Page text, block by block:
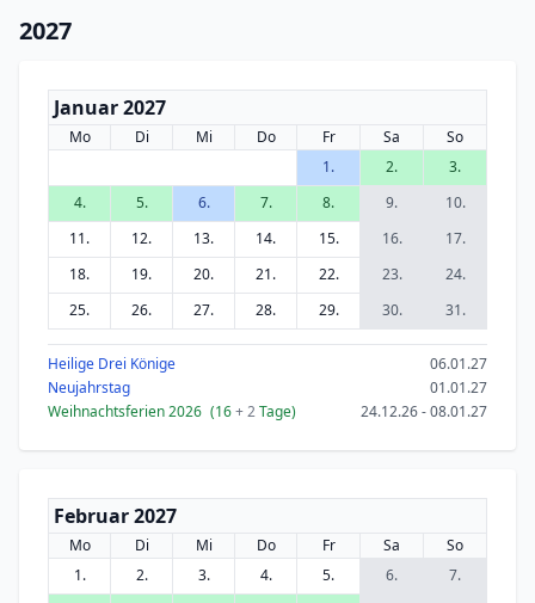
2027
Januar 2027
Mo Di Mi Do Fr Sa
So
1.
2.
3.
4.
5. 6. 7. 8. 9.
10.
11.
12. 13. 14. 15. 16.
17.
18.
19. 20. 21. 22. 23.
24.
25.
26. 27. 28. 29. 30. 31.
Heilige Drei Könige
06.01.27
Neujahrstag
01.01.27
Weihnachtsferien 2026 (16+ 2Tage) 24.12.26 - 08.01.27
Februar 2027
Mo Di Mi Do Fr Sa
So
1.
2. 3. 4. 5. 6.
7.